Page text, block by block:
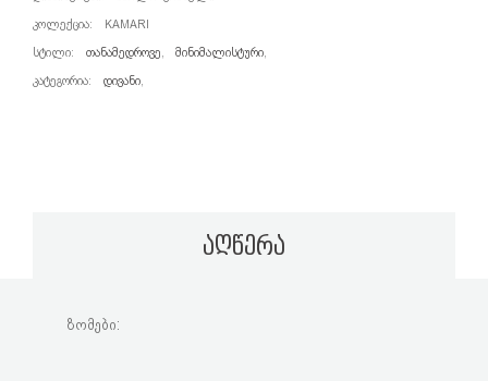
ᲙᲝᲚᲔᲥᲪᲘᲐ:
KAMARI
ᲡᲢᲘᲚᲘ:
ᲗᲐᲜᲐᲛᲔᲓᲠᲝᲕᲔ ᲛᲘᲜᲘᲛᲐᲚᲘᲡᲢᲣᲠᲘ
ᲙᲐᲢᲔᲒᲝᲠᲘᲐ:
ᲓᲘᲕᲐᲜᲘ
აღწერა
ზომები: